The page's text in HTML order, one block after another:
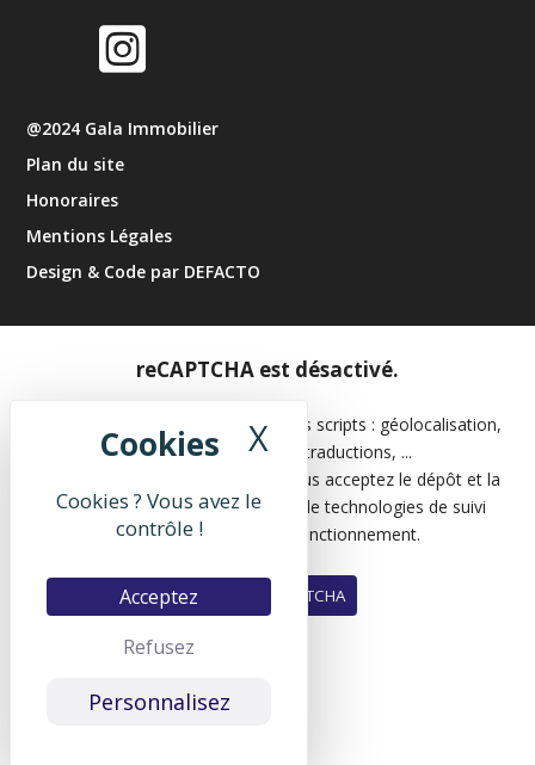
Cookies ? Vous avez le
contrôle !
Acceptez
Refusez
Personnalisez
X Masquer le

@2024 Gala Immobilier
Plan du site
Honoraires
Mentions Légales
Design & Code par DEFACTO
reCAPTCHA est désactivé.
Les APIs permettent de charger des scripts : géolocalisation,
moteurs de recherche, traductions, ...
En autorisant ces services tiers, vous acceptez le dépôt et la
lecture de cookies et l'utilisation de technologies de suivi
nécessaires à leur bon fonctionnement.
Autoriser reCAPTCHA